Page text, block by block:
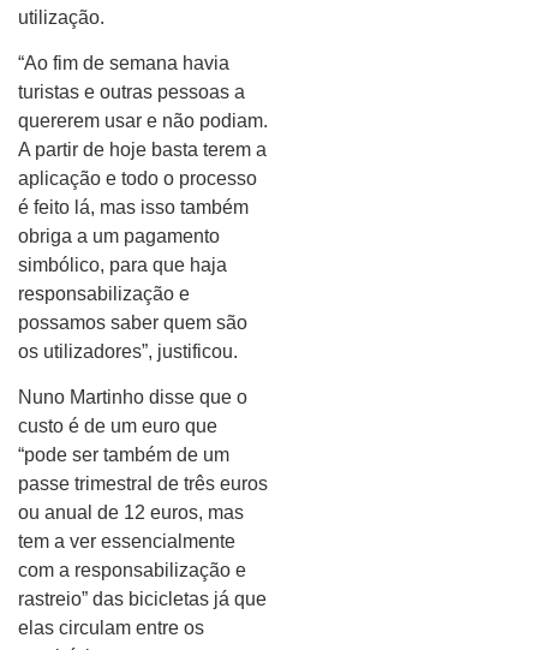
utilização.
“Ao fim de semana havia
turistas e outras pessoas a
quererem usar e não podiam.
A partir de hoje basta terem a
aplicação e todo o processo
é feito lá, mas isso também
obriga a um pagamento
simbólico, para que haja
responsabilização e
possamos saber quem são
os utilizadores”, justificou.
Nuno Martinho disse que o
custo é de um euro que
“pode ser também de um
passe trimestral de três euros
ou anual de 12 euros, mas
tem a ver essencialmente
com a responsabilização e
rastreio” das bicicletas já que
elas circulam entre os